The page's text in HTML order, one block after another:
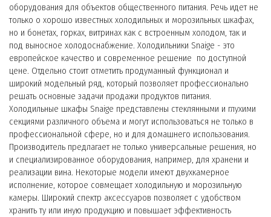
оборудования для объектов общественного питания. Речь идет не
только о хорошо известных холодильных и морозильных шкафах,
но и бонетах, горках, витринах как с встроенным холодом, так и
под выносное холодоснабжение. Холодильники Snaige - это
европейское качество и современное решение по доступной
цене. Отдельно стоит отметить продуманный функционал и
широкий модельный ряд, который позволяет профессионально
решать основные задачи продажи продуктов питания.
Холодильные шкафы Snaige представлены стеклянными и глухими
секциями различного объема и могут использоваться не только в
профессиональной сфере, но и для домашнего использования.
Производитель предлагает не только универсальные решения, но
и специализированное оборудования, например, для хранени и
реализации вина. Некоторые модели имеют двухкамерное
исполнение, которое совмещает холодильную и морозильную
камеры. Широкий спектр аксессуаров позволяет с удобством
хранить ту или иную продукцию и повышает эффективность